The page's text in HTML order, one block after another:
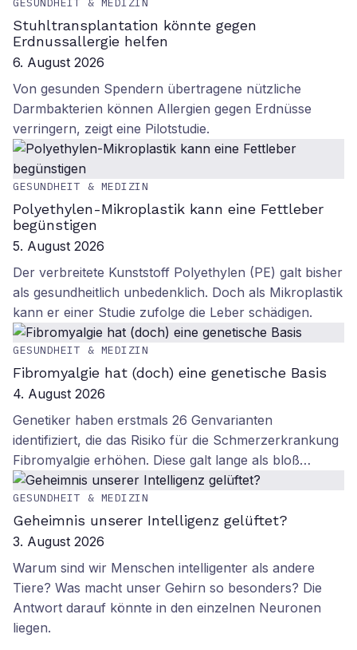
GESUNDHEIT & MEDIZIN
Stuhltransplantation könnte gegen
Erdnussallergie helfen
6. August 2026
Von gesunden Spendern übertragene nützliche
Darmbakterien können Allergien gegen Erdnüsse
verringern, zeigt eine Pilotstudie.
GESUNDHEIT & MEDIZIN
Polyethylen-Mikroplastik kann eine Fettleber
begünstigen
5. August 2026
Der verbreitete Kunststoff Polyethylen (PE) galt bisher
als gesundheitlich unbedenklich. Doch als Mikroplastik
kann er einer Studie zufolge die Leber schädigen.
GESUNDHEIT & MEDIZIN
Fibromyalgie hat (doch) eine genetische Basis
4. August 2026
Genetiker haben erstmals 26 Genvarianten
identifiziert, die das Risiko für die Schmerzerkrankung
Fibromyalgie erhöhen. Diese galt lange als bloß…
GESUNDHEIT & MEDIZIN
Geheimnis unserer Intelligenz gelüftet?
3. August 2026
Warum sind wir Menschen intelligenter als andere
Tiere? Was macht unser Gehirn so besonders? Die
Antwort darauf könnte in den einzelnen Neuronen
liegen.